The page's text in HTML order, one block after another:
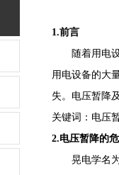
1.前言
随着用电
用电设备的大
失。电压暂降
关键词：电压
2.电压暂降的
晃电学名